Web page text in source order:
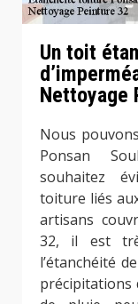
Un toit
Nettoyage
Nous
Ponsan
souhaitez
toiture liés
artisans
32, il est
l’étanchéité
précipitations